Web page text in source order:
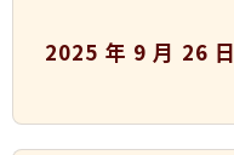
2025 年 9 月 26 日